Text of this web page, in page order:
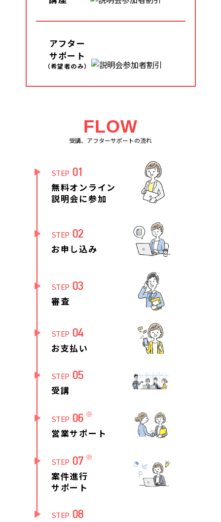
アフター
サポート
（希望者のみ）
FLOW
受講、アフターサポートの流れ
STEP 01
無料オンライン
説明会に参加
STEP 02
お申し込み
STEP 03
審査
STEP 04
お支払い
STEP 05
受講
STEP 06 ※
営業サポート
STEP 07 ※
案件進行
サポート
STEP 08